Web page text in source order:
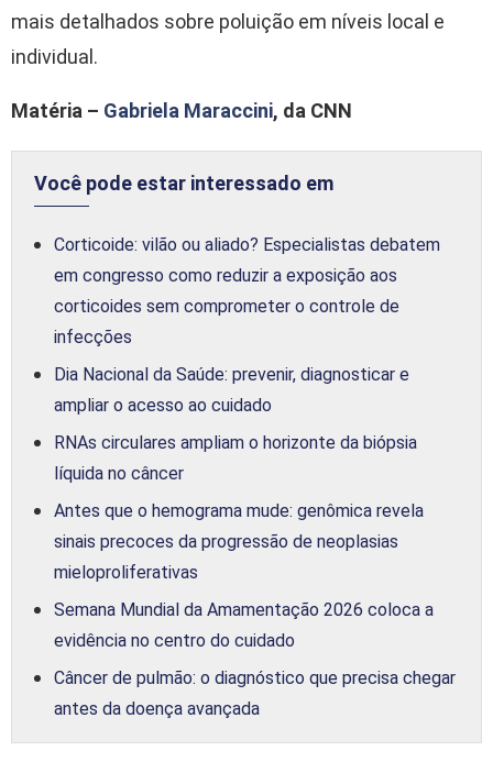
mais detalhados sobre poluição em níveis local e
individual.
Matéria – Gabriela Maraccini, da CNN
Você pode estar interessado em
Corticoide: vilão ou aliado? Especialistas debatem
em congresso como reduzir a exposição aos
corticoides sem comprometer o controle de
infecções
Dia Nacional da Saúde: prevenir, diagnosticar e
ampliar o acesso ao cuidado
RNAs circulares ampliam o horizonte da biópsia
líquida no câncer
Antes que o hemograma mude: genômica revela
sinais precoces da progressão de neoplasias
mieloproliferativas
Semana Mundial da Amamentação 2026 coloca a
evidência no centro do cuidado
Câncer de pulmão: o diagnóstico que precisa chegar
antes da doença avançada